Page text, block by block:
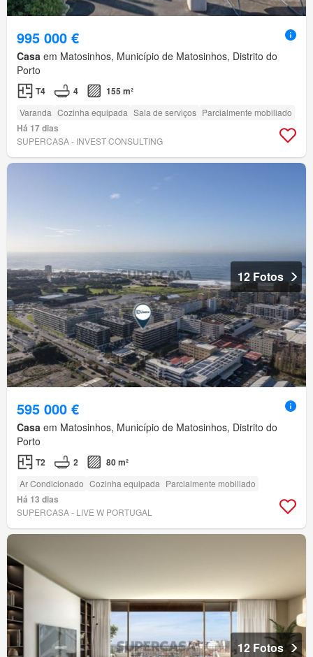
995 000 €
Casa em Matosinhos, Município de Matosinhos, Distrito do
Porto
T4 4 155 m²
Varanda Cozinha equipada Sala de serviços Parcialmente mobiliado
Há 17 dias
SUPERCASA - INVEST CONSULTING
12 Fotos
595 000 €
Casa em Matosinhos, Município de Matosinhos, Distrito do
Porto
T2 2 80 m²
Ar Condicionado Cozinha equipada Parcialmente mobiliado
Há 13 dias
SUPERCASA - LIVE W PORTUGAL
12 Fotos